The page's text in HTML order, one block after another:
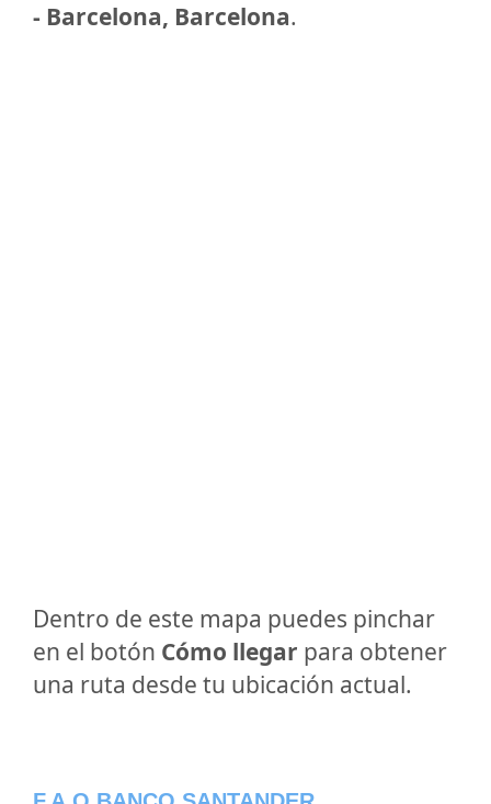
- Barcelona, Barcelona.
Dentro de este mapa puedes pinchar
en el botón Cómo llegar para obtener
una ruta desde tu ubicación actual.